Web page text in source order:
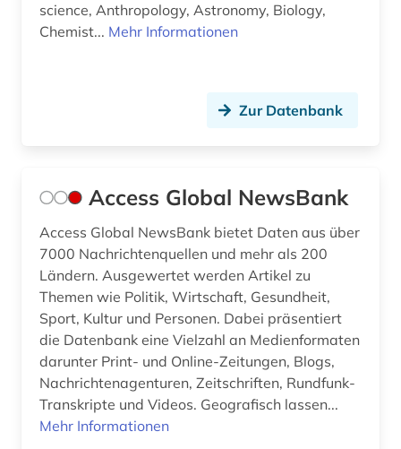
buchführung (2)
bundesbeamtengesetz (2009) (1)
bundesdisziplinarrecht (1)
bundesfinanzhof (6)
bundesfinanzverwaltung (1)
bundesgericht (2)
science, Anthropology, Astronomy, Biology,
Chemist... Mehr Informationen
Zur Datenbank
Access Global NewsBank
Access Global NewsBank bietet Daten aus über
7000 Nachrichtenquellen und mehr als 200
Ländern. Ausgewertet werden Artikel zu
Themen wie Politik, Wirtschaft, Gesundheit,
Sport, Kultur und Personen. Dabei präsentiert
die Datenbank eine Vielzahl an Medienformaten
darunter Print- und Online-Zeitungen, Blogs,
Nachrichtenagenturen, Zeitschriften, Rundfunk-
Transkripte und Videos. Geografisch lassen...
Mehr Informationen